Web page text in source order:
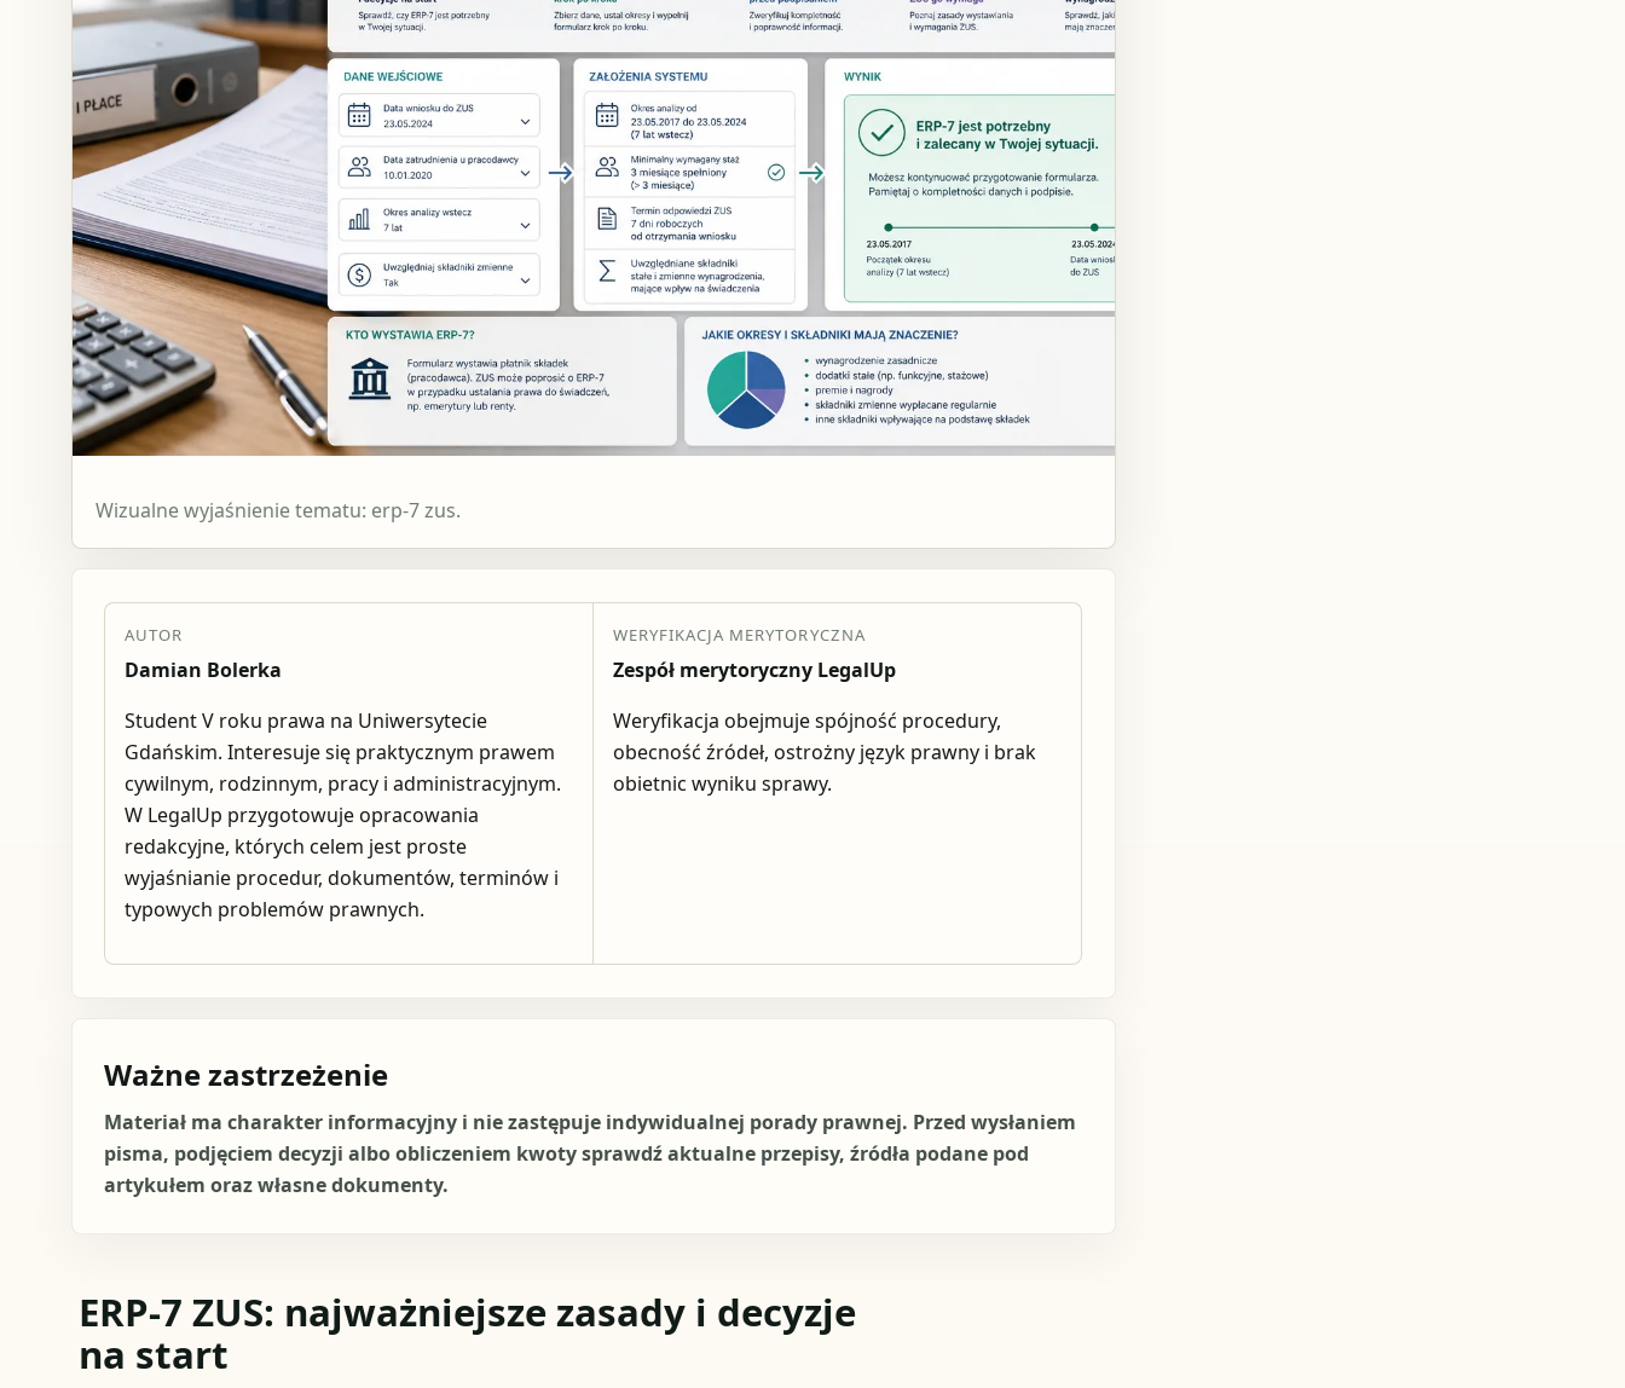
Wizualne wyjaśnienie tematu: erp-7 zus.
AUTOR
Damian Bolerka
Student V roku prawa na Uniwersytecie
Gdańskim. Interesuje się praktycznym prawem
cywilnym, rodzinnym, pracy i administracyjnym.
W LegalUp przygotowuje opracowania
redakcyjne, których celem jest proste
wyjaśnianie procedur, dokumentów, terminów i
typowych problemów prawnych.
WERYFIKACJA MERYTORYCZNA
Zespół merytoryczny LegalUp
Weryfikacja obejmuje spójność procedury,
obecność źródeł, ostrożny język prawny i brak
obietnic wyniku sprawy.
Ważne zastrzeżenie
Materiał ma charakter informacyjny i nie zastępuje indywidualnej porady prawnej. Przed wysłaniem
pisma, podjęciem decyzji albo obliczeniem kwoty sprawdź aktualne przepisy, źródła podane pod
artykułem oraz własne dokumenty.
ERP-7 ZUS: najważniejsze zasady i decyzje
na start